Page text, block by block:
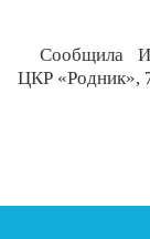
Сообщила
ЦКР «Родник»,